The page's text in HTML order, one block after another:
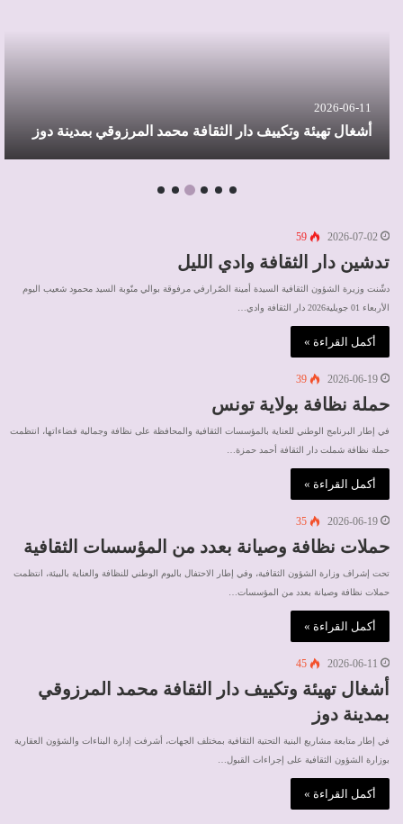
2026-06-11
أشغال تهيئة وتكييف دار الثقافة محمد المرزوقي بمدينة دوز
2026-07-02
59
تدشين دار الثقافة وادي الليل
دشّنت وزيرة الشؤون الثقافية السيدة أمينة الصّرارفي مرفوقة بوالي منّوبة السيد محمود شعيب اليوم
الأربعاء 01 جويلية2026 دار الثقافة وادي…
أكمل القراءة »
2026-06-19
39
حملة نظافة بولاية تونس
في إطار البرنامج الوطني للعناية بالمؤسسات الثقافية والمحافظة على نظافة وجمالية فضاءاتها، انتظمت
حملة نظافة شملت دار الثقافة أحمد حمزة…
أكمل القراءة »
2026-06-19
35
حملات نظافة وصيانة بعدد من المؤسسات الثقافية
تحت إشراف وزارة الشؤون الثقافية، وفي إطار الاحتفال باليوم الوطني للنظافة والعناية بالبيئة، انتظمت
حملات نظافة وصيانة بعدد من المؤسسات…
أكمل القراءة »
2026-06-11
45
أشغال تهيئة وتكييف دار الثقافة محمد المرزوقي
بمدينة دوز
في إطار متابعة مشاريع البنية التحتية الثقافية بمختلف الجهات، أشرفت إدارة البناءات والشؤون العقارية
بوزارة الشؤون الثقافية على إجراءات القبول…
أكمل القراءة »